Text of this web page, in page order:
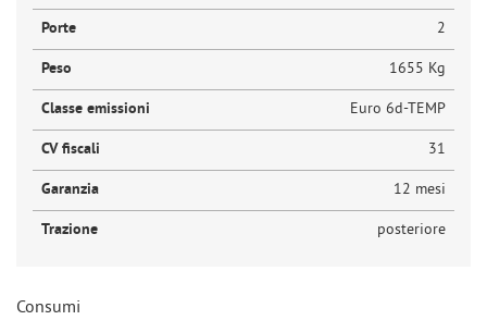
Porte 2
Peso 1655 Kg
Classe emissioni Euro 6d-TEMP
CV fiscali 31
Garanzia 12 mesi
Trazione posteriore
Consumi